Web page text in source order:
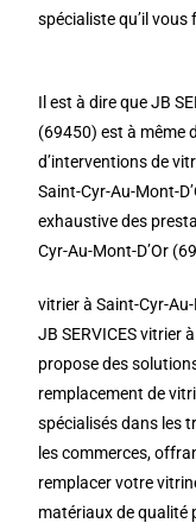
spécialiste qu’il vous
Il est à dire que JB
(69450) est à même
d’interventions de
Saint-Cyr-Au-Mont-
exhaustive des
Cyr-Au-Mont-D’Or
vitrier à Saint-Cyr-
JB SERVICES vitrier
propose des
remplacement de
spécialisés dans les
les commerces,
remplacer votre
matériaux de qualité